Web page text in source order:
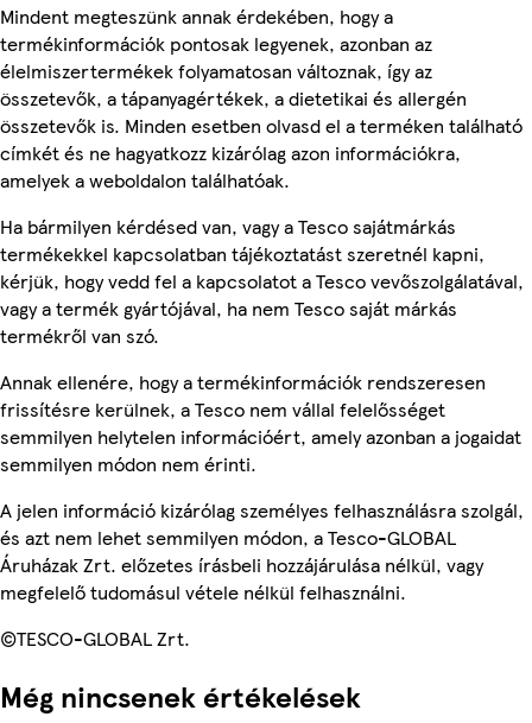
Mindent megteszünk annak érdekében, hogy a
termékinformációk pontosak legyenek, azonban az
élelmiszertermékek folyamatosan változnak, így az
összetevők, a tápanyagértékek, a dietetikai és allergén
összetevők is. Minden esetben olvasd el a terméken található
címkét és ne hagyatkozz kizárólag azon információkra,
amelyek a weboldalon találhatóak.
Ha bármilyen kérdésed van, vagy a Tesco sajátmárkás
termékekkel kapcsolatban tájékoztatást szeretnél kapni,
kérjük, hogy vedd fel a kapcsolatot a Tesco vevőszolgálatával,
vagy a termék gyártójával, ha nem Tesco saját márkás
termékről van szó.
Annak ellenére, hogy a termékinformációk rendszeresen
frissítésre kerülnek, a Tesco nem vállal felelősséget
semmilyen helytelen információért, amely azonban a jogaidat
semmilyen módon nem érinti.
A jelen információ kizárólag személyes felhasználásra szolgál,
és azt nem lehet semmilyen módon, a Tesco-GLOBAL
Áruházak Zrt. előzetes írásbeli hozzájárulása nélkül, vagy
megfelelő tudomásul vétele nélkül felhasználni.
©TESCO-GLOBAL Zrt.
Még nincsenek értékelések